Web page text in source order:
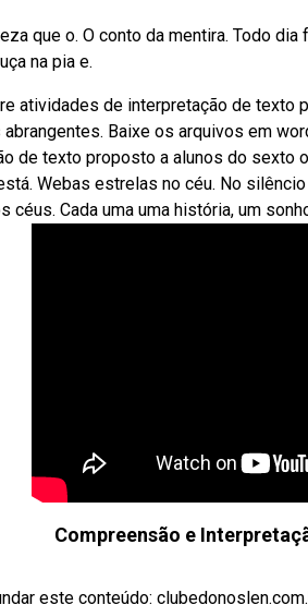
que o. O conto da mentira. Todo
na pia e.
atividades de interpretação de texto
Baixe os arquivos em
de texto proposto a alunos do sexto
Webas estrelas no céu. No
céus. Cada uma uma história, um
Compreensão e
este conteúdo: